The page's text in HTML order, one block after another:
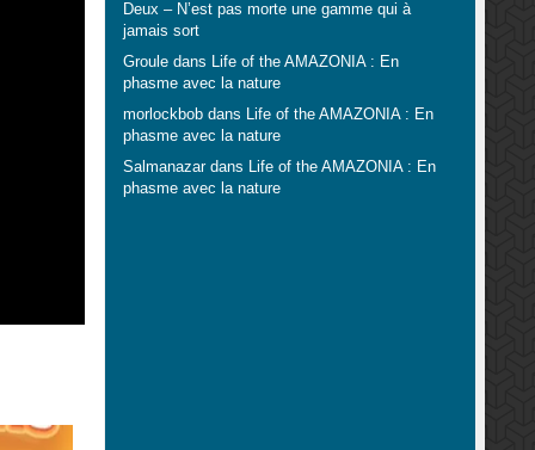
Deux – N’est pas morte une gamme qui à
jamais sort
Grouledans Life of the AMAZONIA : En
phasme avec la nature
morlockbobdans Life of the AMAZONIA : En
phasme avec la nature
Salmanazardans Life of the AMAZONIA : En
phasme avec la nature